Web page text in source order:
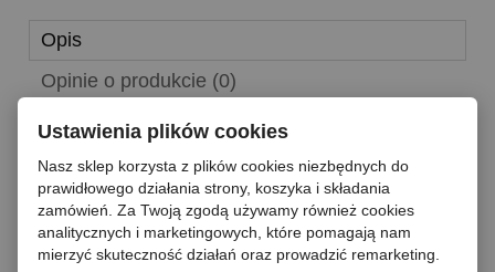
Opis
Opinie o produkcie (0)
LAVAZZA QUALITA ORO 1KG Kawa ziarnista
Skład
Kawa ziarnista: 100% Arabica
Zawartość netto
Ustawienia plików cookies
Nasz sklep korzysta z plików cookies niezbędnych do
prawidłowego działania strony, koszyka i składania
zamówień. Za Twoją zgodą używamy również cookies
analitycznych i marketingowych, które pomagają nam
mierzyć skuteczność działań oraz prowadzić remarketing.